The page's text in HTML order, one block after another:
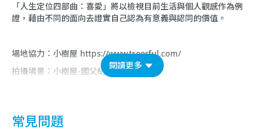
「人生定位四部曲：喜愛」將以檢視目前生活與個人觀感作為例
證，藉由不同的面向去證實自己認為有意義與認同的價值。
場地協力：小樹屋 https://www.treerful.com/
拍攝場景：小樹屋-國父紀念館E
閱讀更多
常見問題